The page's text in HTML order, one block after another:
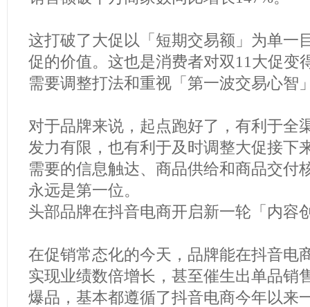
这打破了大促以「短期交易额」为单一
促的价值。这也是消费者对双11大促变
需要调整打法和重视「第一波交易心智
对于品牌来说，起点跑好了，有利于全
发力有限，也有利于及时调整大促接下
需要的信息触达、商品供给和商品交付
永远是第一位。
头部品牌在抖音电商开启新一轮「内容
在促销常态化的今天，品牌能在抖音电
实现业绩数倍增长，甚至催生出单品销
爆品，基本都遵循了抖音电商今年以来